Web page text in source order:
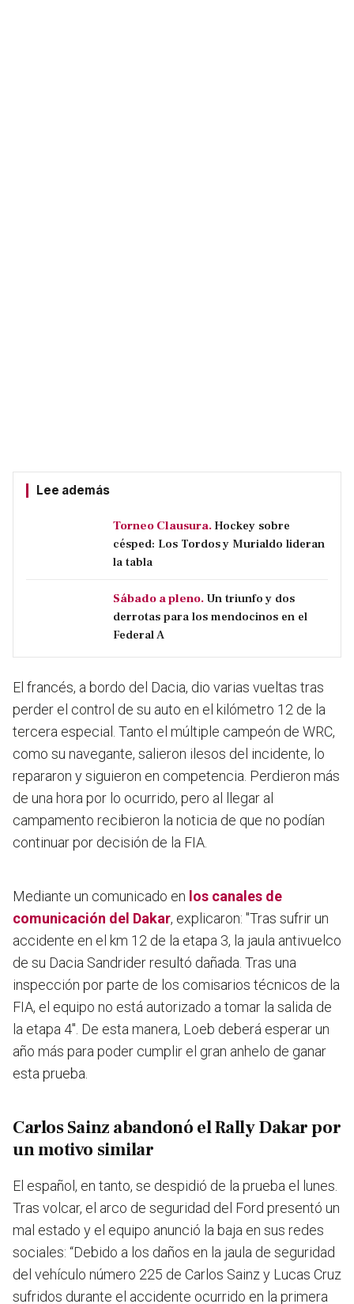
Lee además
Torneo Clausura. Hockey sobre
césped: Los Tordos y Murialdo lideran
la tabla
Sábado a pleno. Un triunfo y dos
derrotas para los mendocinos en el
Federal A
El francés, a bordo del Dacia, dio varias vueltas tras
perder el control de su auto en el kilómetro 12 de la
tercera especial. Tanto el múltiple campeón de WRC,
como su navegante, salieron ilesos del incidente, lo
repararon y siguieron en competencia. Perdieron más
de una hora por lo ocurrido, pero al llegar al
campamento recibieron la noticia de que no podían
continuar por decisión de la FIA.
Mediante un comunicado en los canales de
comunicación del Dakar, explicaron: "Tras sufrir un
accidente en el km 12 de la etapa 3, la jaula antivuelco
de su Dacia Sandrider resultó dañada. Tras una
inspección por parte de los comisarios técnicos de la
FIA, el equipo no está autorizado a tomar la salida de
la etapa 4". De esta manera, Loeb deberá esperar un
año más para poder cumplir el gran anhelo de ganar
esta prueba.
Carlos Sainz abandonó el Rally Dakar por
un motivo similar
El español, en tanto, se despidió de la prueba el lunes.
Tras volcar, el arco de seguridad del Ford presentó un
mal estado y el equipo anunció la baja en sus redes
sociales: “Debido a los daños en la jaula de seguridad
del vehículo número 225 de Carlos Sainz y Lucas Cruz
sufridos durante el accidente ocurrido en la primera